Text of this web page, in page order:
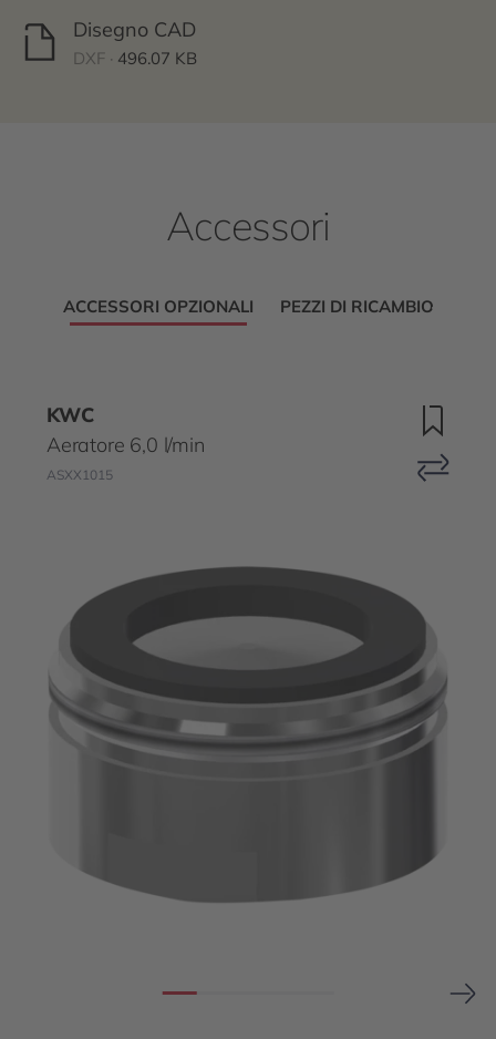
Disegno CAD
DXF · 496.07 KB
Accessori
ACCESSORI OPZIONALI PEZZI DI RICAMBIO
KWC
Aeratore 6,0 l/min
ASXX1015